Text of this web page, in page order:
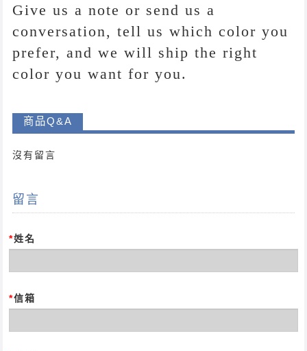
Give us a note or send us a
conversation, tell us which color you
prefer, and we will ship the right
color you want for you.
商品Q&A
沒有留言
留言
*姓名
*信箱